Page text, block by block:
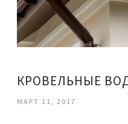
КРОВЕЛЬНЫЕ
МАРТ 11, 2017